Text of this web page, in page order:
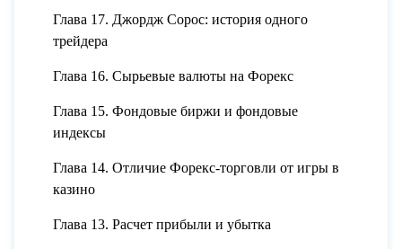
Глава 17. Джордж Сорос: история одного
трейдера
Глава 16. Сырьевые валюты на Форекс
Глава 15. Фондовые биржи и фондовые
индексы
Глава 14. Отличие Форекс-торговли от игры в
казино
Глава 13. Расчет прибыли и убытка